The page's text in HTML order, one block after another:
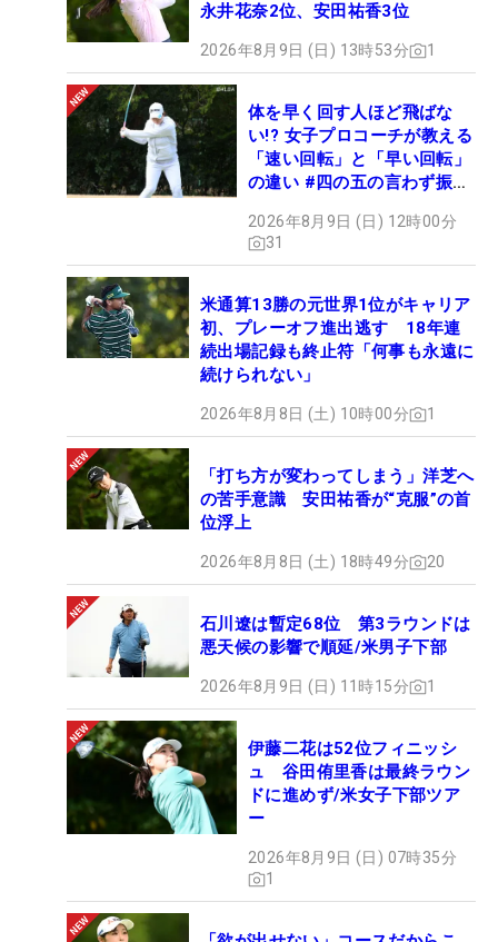
永井花奈2位、安田祐香3位
2026年8月9日 (日) 13時53分 1
体を早く回す人ほど飛ばな
い!? 女子プロコーチが教える
「速い回転」と「早い回転」
の違い #四の五の言わず振り
2026年8月9日 (日) 12時00分
31
米通算13勝の元世界1位がキャリア
初、プレーオフ進出逃す 18年連
続出場記録も終止符「何事も永遠に
続けられない」
2026年8月8日 (土) 10時00分 1
「打ち方が変わってしまう」洋芝へ
の苦手意識 安田祐香が“克服”の首
位浮上
2026年8月8日 (土) 18時49分 20
石川遼は暫定68位 第3ラウンドは
悪天候の影響で順延/米男子下部
2026年8月9日 (日) 11時15分 1
伊藤二花は52位フィニッシ
ュ 谷田侑里香は最終ラウン
ドに進めず/米女子下部ツア
ー
2026年8月9日 (日) 07時35分
1